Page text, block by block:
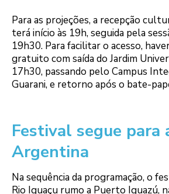
Para as projeções, a recepção
terá início às 19h, seguida pela
19h30. Para facilitar o acesso,
gratuito com saída do Jardim
17h30, passando pelo Campus
Guarani, e retorno após o bate-
Festival segue para
Argentina
Na sequência da programação, o
Rio Iguaçu rumo a Puerto Iguazú,